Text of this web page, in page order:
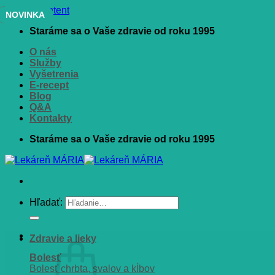
Skip to content
Staráme sa o Vaše zdravie od roku 1995
O nás
Služby
Vyšetrenia
E-recept
Blog
Q&A
Kontakty
Staráme sa o Vaše zdravie od roku 1995
Hľadať:
Zdravie a lieky
Bolesť
Bolesť chrbta, svalov a kĺbov
AKCIA
NOVINKA